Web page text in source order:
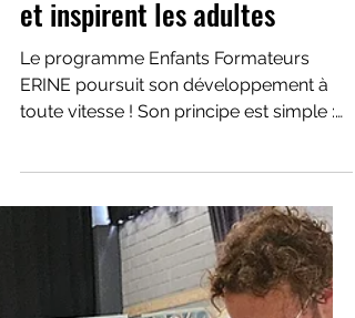
Les enfants formateurs ERINE
essaiment dans les écoles…
et inspirent les adultes
ERINE poursuit son développement à
après une année passée dans un
rucher-école ERINE, les enfants les plus
motivés deviennent formateurs à leur
tour pour sensibiliser les élèves des